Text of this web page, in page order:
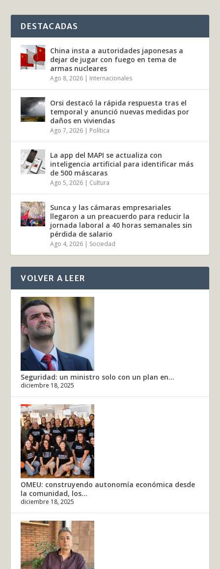
DESTACADAS
China insta a autoridades japonesas a
dejar de jugar con fuego en tema de
armas nucleares
Ago 8, 2026 | Internacionales
Orsi destacó la rápida respuesta tras el
temporal y anunció nuevas medidas por
daños en viviendas
Ago 7, 2026 | Política
La app del MAPI se actualiza con
inteligencia artificial para identificar más
de 500 máscaras
Ago 5, 2026 | Cultura
Sunca y las cámaras empresariales
llegaron a un preacuerdo para reducir la
jornada laboral a 40 horas semanales sin
pérdida de salario
Ago 4, 2026 | Sociedad
VOLVER A LEER
Seguridad: un ministro solo con un plan en...
diciembre 18, 2025
OMEU: construyendo autonomía económica desde
la comunidad, los...
diciembre 18, 2025